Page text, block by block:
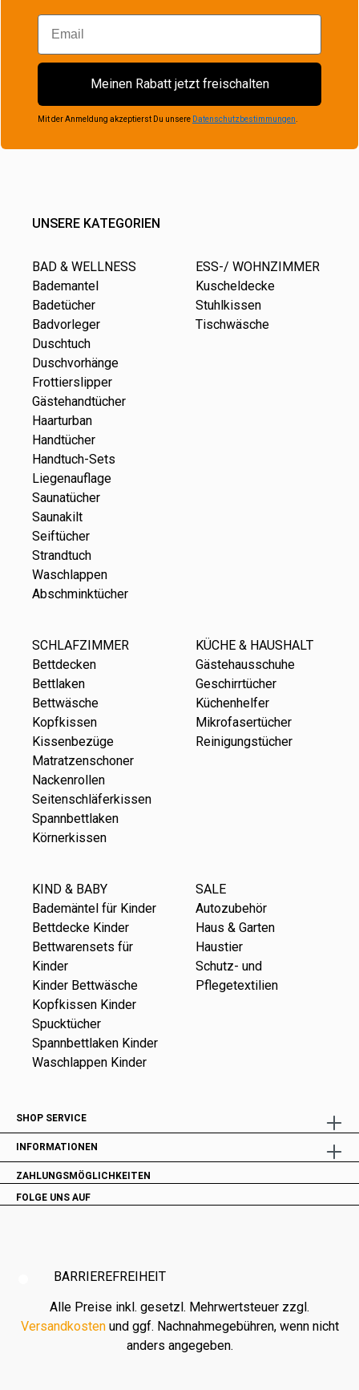
Email
Meinen Rabatt jetzt freischalten
Mit der Anmeldung akzeptierst Du unsere Datenschutzbestimmungen
UNSERE KATEGORIEN
BAD & WELLNESS
Bademantel
Badetücher
Badvorleger
Duschtuch
Duschvorhänge
Frottierslipper
Gästehandtücher
Haarturban
Handtücher
Handtuch-Sets
Liegenauflage
Saunatücher
Saunakilt
Seiftücher
Strandtuch
Waschlappen
Abschminktücher
ESS-/ WOHNZIMMER
Kuscheldecke
Stuhlkissen
Tischwäsche
SCHLAFZIMMER
Bettdecken
Bettlaken
Bettwäsche
Kopfkissen
Kissenbezüge
Matratzenschoner
Nackenrollen
Seitenschläferkissen
Spannbettlaken
Körnerkissen
KÜCHE & HAUSHALT
Gästehausschuhe
Geschirrtücher
Küchenhelfer
Mikrofasertücher
Reinigungstücher
KIND & BABY
Bademäntel für Kinder
Bettdecke Kinder
Bettwarensets für
Kinder
Kinder Bettwäsche
Kopfkissen Kinder
Spucktücher
Spannbettlaken Kinder
Waschlappen Kinder
SALE
Autozubehör
Haus & Garten
Haustier
Schutz- und
Pflegetextilien
SHOP SERVICE
INFORMATIONEN
ZAHLUNGSMÖGLICHKEITEN
FOLGE UNS AUF
BARRIEREFREIHEIT
Alle Preise inkl. gesetzl. Mehrwertsteuer zzgl.
Versandkostenund ggf. Nachnahmegebühren, wenn nicht
anders angegeben.